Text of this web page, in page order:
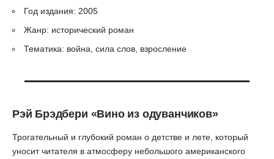
Год издания: 2005
Жанр: исторический роман
Тематика: война, сила слов, взросление
Рэй Брэдбери «Вино из одуванчиков»
Трогательный и глубокий роман о детстве и лете, который
уносит читателя в атмосферу небольшого американского